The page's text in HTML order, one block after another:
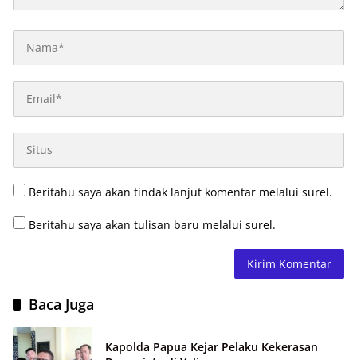
Beritahu saya akan tindak lanjut komentar melalui surel.
Beritahu saya akan tulisan baru melalui surel.
Baca Juga
Kapolda Papua Kejar Pelaku Kekerasan